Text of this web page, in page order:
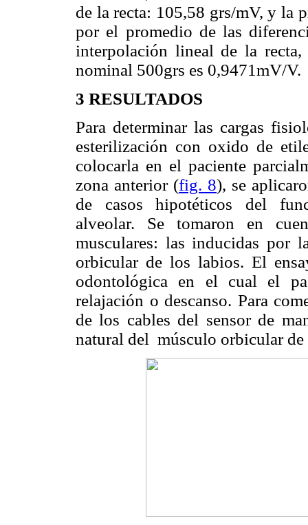
de la recta: 105,58 grs/mV, y la
por el promedio de las
interpolación lineal de la
nominal 500grs es 0,9471mV/V.
3 RESULTADOS
Para determinar las cargas
esterilización con oxido de
colocarla en el paciente
zona anterior (fig. 8), se
de casos hipotéticos del
alveolar. Se tomaron en
musculares: las inducidas por
orbicular de los labios. El
odontológica en el cual el
relajación o descanso. Para
de los cables del sensor de
natural del músculo orbicular